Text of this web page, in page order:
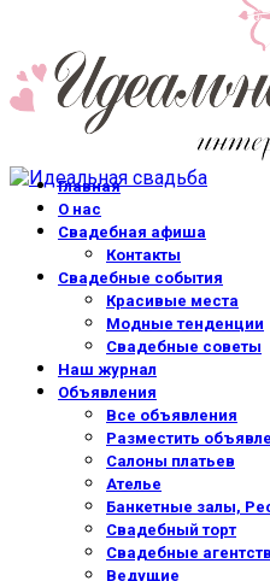
Главная
О нас
Свадебная афиша
Контакты
Свадебные события
Красивые места
Модные тенденции
Свадебные советы
Наш журнал
Объявления
Все объявления
Разместить
Салоны платьев
Ателье
Банкетные залы,
Свадебный торт
Свадебные
Ведущие